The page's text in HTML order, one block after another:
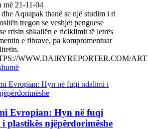
më 21-11-04
Aquapak thanë se një studim i ri
tregon se veshjet penguese
rrisin shkallën e riciklimit të letrës
e fibrave, pa kompromentuar
WWW.DAIRYREPORTER.COM/
Evropian: Hyn në fuqi
plastikës njëpërdorimëshe